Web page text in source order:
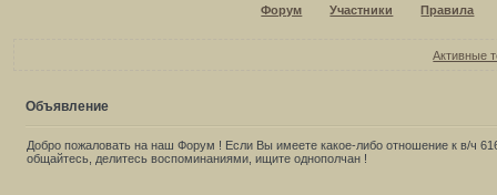
Форум Участники Правила
Активные
Объявление
Добро пожаловать на наш Форум ! Если Вы имеете какое-либо отношение к в/ч
общайтесь, делитесь воспоминаниями, ищите однополчан !